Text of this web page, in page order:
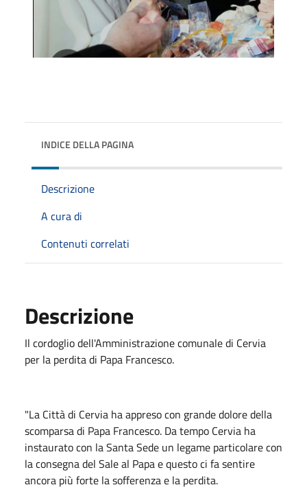
INDICE DELLA PAGINA
Descrizione
A cura di
Contenuti correlati
Descrizione
Il cordoglio dell'Amministrazione comunale di Cervia
per la perdita di Papa Francesco.
"La Città di Cervia ha appreso con grande dolore della
scomparsa di Papa Francesco. Da tempo Cervia ha
instaurato con la Santa Sede un legame particolare con
la consegna del Sale al Papa e questo ci fa sentire
ancora più forte la sofferenza e la perdita.